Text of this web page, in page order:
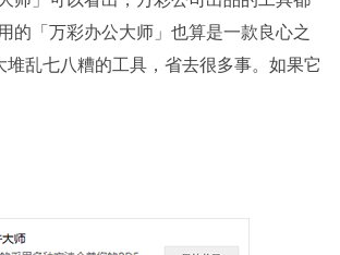
的「万彩办公大师」也算是一款良心之
乱七八糟的工具，省去很多事。如果它